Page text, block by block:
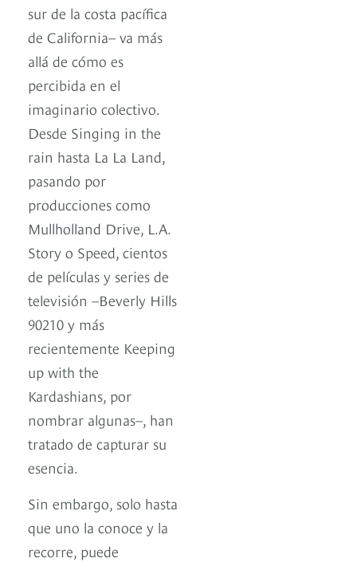
sur de la costa pacífica
de California– va más
allá de cómo es
percibida en el
imaginario colectivo.
Desde Singing in the
rain hasta La La Land,
pasando por
producciones como
Mullholland Drive, L.A.
Story o Speed, cientos
de películas y series de
televisión –Beverly Hills
90210 y más
recientemente Keeping
up with the
Kardashians, por
nombrar algunas–, han
tratado de capturar su
esencia.
Sin embargo, solo hasta
que uno la conoce y la
recorre, puede